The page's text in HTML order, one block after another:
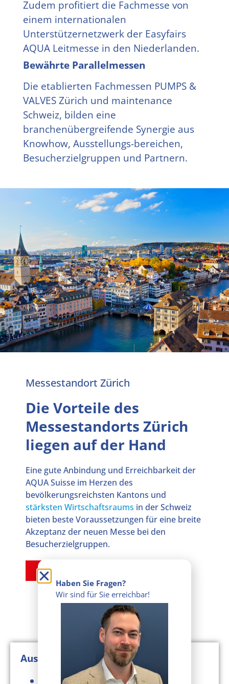
Zudem profitiert die Fachmesse von
einem internationalen
Unterstützernetzwerk der Easyfairs
AQUA Leitmesse in den Niederlanden.
Bewährte Parallelmessen
Die etablierten Fachmessen PUMPS &
VALVES Zürich und maintenance
Schweiz, bilden eine
branchenübergreifende Synergie aus
Knowhow, Ausstellungs-bereichen,
Besucherzielgruppen und Partnern.
Messestandort Zürich
Die Vorteile des
Messestandorts Zürich
liegen auf der Hand
Eine gute Anbindung und Erreichbarkeit der
AQUA Suisse im Herzen des
bevölkerungsreichsten Kantons und
stärksten Wirtschaftsraums in der Schweiz
bieten beste Voraussetzungen für eine breite
Akzeptanz der neuen Messe bei den
Besucherzielgruppen.
Ausstellungsbereiche
Trinkwasseraufbereitung
Haben Sie Fragen?
Wir sind für Sie erreichbar!​​